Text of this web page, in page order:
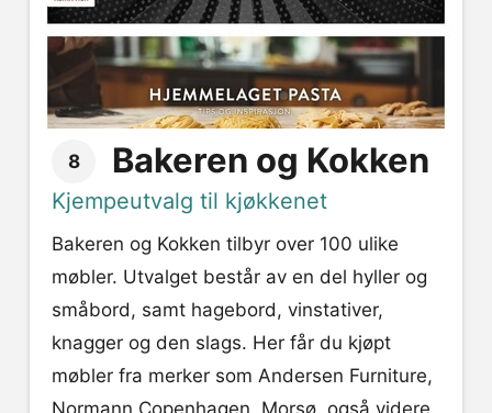
8 Bakeren og Kokken
Kjempeutvalg til kjøkkenet
Bakeren og Kokken tilbyr over 100 ulike
møbler. Utvalget består av en del hyller og
småbord, samt hagebord, vinstativer,
knagger og den slags. Her får du kjøpt
møbler fra merker som Andersen Furniture,
Normann Copenhagen, Morsø, også videre.